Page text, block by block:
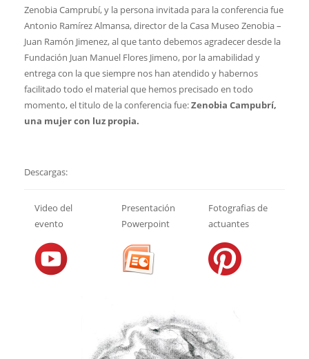
Zenobia Camprubí, y la persona invitada para la conferencia fue
Antonio Ramírez Almansa, director de la Casa Museo Zenobia –
Juan Ramón Jimenez, al que tanto debemos agradecer desde la
Fundación Juan Manuel Flores Jimeno, por la amabilidad y
entrega con la que siempre nos han atendido y habernos
facilitado todo el material que hemos precisado en todo
momento, el titulo de la conferencia fue:Zenobia Campubrí,
una mujer con luz propia.
Descargas:
Video del
evento
Presentación
Powerpoint
Fotografias de
actuantes